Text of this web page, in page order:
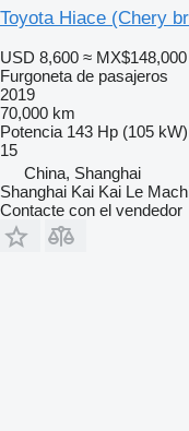
Toyota Hiace (Chery
USD 8,600 ≈ MX$148,000
Furgoneta de pasajeros
2019
70,000 km
Potencia 143 Hp (105 kW)
15
China, Shanghai
Shanghai Kai Kai Le
Contacte con el vendedor